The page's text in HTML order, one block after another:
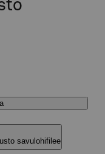
savulohifilee